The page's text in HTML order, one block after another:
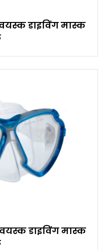
डाइविंग मास्क
डाइविंग मास्क